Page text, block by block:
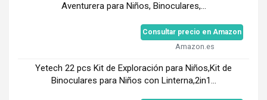
Aventurera para Niños, Binoculares,...
Consultar precio en Amazon
Amazon.es
Yetech 22 pcs Kit de Exploración para Niños,Kit de
Binoculares para Niños con Linterna,2in1...